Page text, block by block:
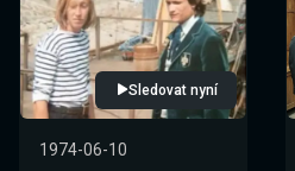
Sledovat nyní
1974-06-10